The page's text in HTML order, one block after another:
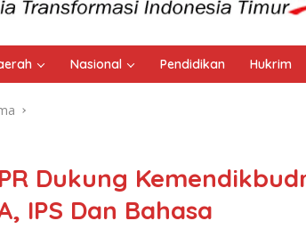
Nasional Pendidikan Hukrim
Dukung
IPS Dan Bahasa